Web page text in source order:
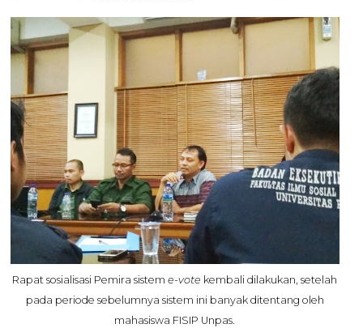
Rapat sosialisasi Pemira sisteme-vote kembali dilakukan, setelah
pada periode sebelumnya sistem ini banyak ditentang oleh
mahasiswa FISIP Unpas.